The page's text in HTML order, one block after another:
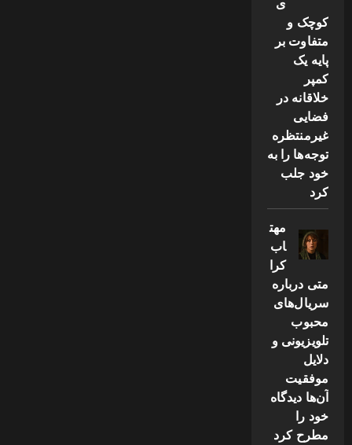
کوچک و
متفاوت بر
پایه یک
کمپر
خلاقانه در
فضایی
غیرمنتظره
توجه‌ها را به
خود جلب
کرد
مهت
اب
کرا
متی درباره
سریال‌های
محبوب
تلویزیونی و
دلایل
موفقیت
آن‌ها دیدگاه
خود را
مطرح کرد